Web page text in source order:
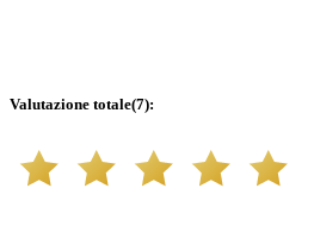
Valutazione totale(7):